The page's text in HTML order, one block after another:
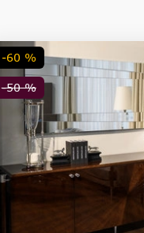
-50 %
-60 %